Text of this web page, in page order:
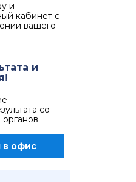
и
кабинет с
вашего
и
со
в офис